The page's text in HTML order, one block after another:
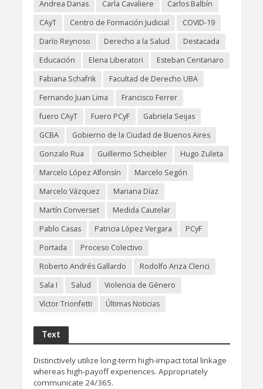
Andrea Danas Carla Cavaliere
Carlos Balbín
CAyT
Centro de Formación Judicial
COVID-19
Darío Reynoso
Derecho a la Salud
Destacada
Educación
Elena Liberatori
Esteban Centanaro
Fabiana Schafrik
Facultad de Derecho UBA
Fernando Juan Lima
Francisco Ferrer
fuero CAyT
Fuero PCyF
Gabriela Seijas
GCBA
Gobierno de la Ciudad de Buenos Aires
Gonzalo Rua
Guillermo Scheibler
Hugo Zuleta
Marcelo López Alfonsín
Marcelo Segón
Marcelo Vázquez
Mariana Díaz
Martín Converset
Medida Cautelar
Pablo Casas
Patricia López Vergara
PCyF
Portada
Proceso Colectivo
Roberto Andrés Gallardo
Rodolfo Ariza Clerici
Sala I
Salud
Violencia de Género
Víctor Trionfetti
Últimas Noticias
Text
Distinctively utilize long-term high-impact total linkage
whereas high-payoff experiences. Appropriately
communicate 24/365.